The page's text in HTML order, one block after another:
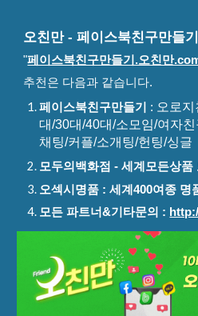
오친만 -페이스북친구만들기
"페이스북친구만들기.오친만
추천은 다음과 같습니다.
페이스북친구만들기 : 오로
대/30대/40대/소모임/여자
채팅/커플/소개팅/헌팅/싱글
모두의백화점 - 세계모든상품
오섹시명품 : 세계400여종 명
모든 파트너&기타문의 :